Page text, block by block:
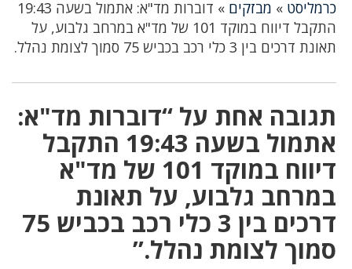
כרמליסט » מבזקים »
דוברות מד"א: אתמול בשעה 19:43
התקבל דיווח במוקד 101 של מד"א במרחב גלבוע, על
תאונת דרכים בין 3 כלי רכב בכביש 75 סמוך לצומת נהלל.
תגובה אחת על “דוברות מד"א:
אתמול בשעה 19:43 התקבל
דיווח במוקד 101 של מד"א
במרחב גלבוע, על תאונת
דרכים בין 3 כלי רכב בכביש 75
סמוך לצומת נהלל.”